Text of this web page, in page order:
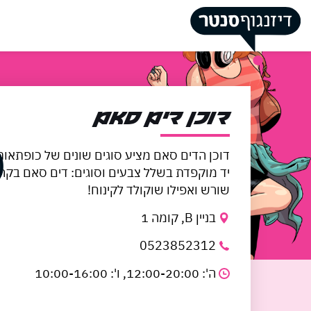
דלג לסרגל הניווט
דלג לתוכן
סגור
כבר רשומים?
כבר רשומים?
זכור אותי
דוכן דים סאם
דוכן הדים סאם מציע סוגים שונים של
יד מוקפדת בשלל צבעים וסוגים: דים סאם
שורש ואפילו שוקולד לקינוח!
בניין B, קומה 1
0523852312
ה': 12:00-20:00, ו': 10:00-16:00
ים תיכוני-